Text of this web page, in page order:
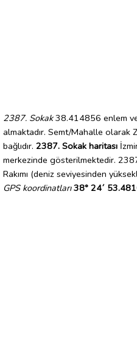
2387. Sokak38.414856 enlem
almaktadır. Semt/Mahalle olarak
bağlıdır. 2387. Sokak haritası
merkezinde gösterilmektedir.
Rakımı (deniz seviyesinden
GPS koordinatları 38° 24´